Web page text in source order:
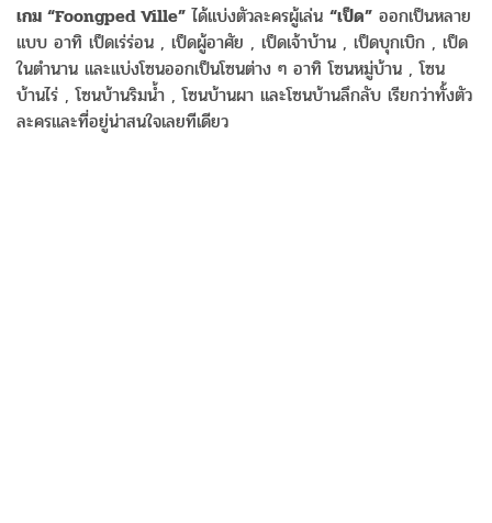
เกม “Foongped Ville” ได้แบ่งตัวละครผู้เล่น “เป็ด” ออกเป็นหลาย
แบบ อาทิ เป็ดเร่ร่อน , เป็ดผู้อาศัย , เป็ดเจ้าบ้าน , เป็ดบุกเบิก , เป็ด
ในตำนาน และแบ่งโซนออกเป็นโซนต่าง ๆ อาทิ โซนหมู่บ้าน , โซน
บ้านไร่ , โซนบ้านริมน้ำ , โซนบ้านผา และโซนบ้านลึกลับ เรียกว่าทั้งตัว
ละครและที่อยู่น่าสนใจเลยทีเดียว